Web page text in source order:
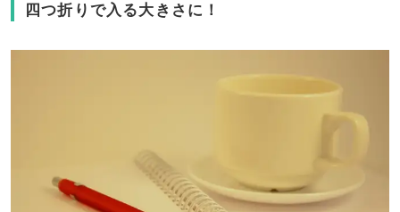
四つ折りで入る大きさに！